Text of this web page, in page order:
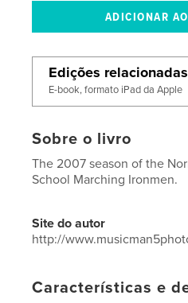
Edições relacionadas
E-book, formato iPad da Apple
Sobre o livro
The 2007 season of the
School Marching Ironmen.
Site do autor
http://
Características e